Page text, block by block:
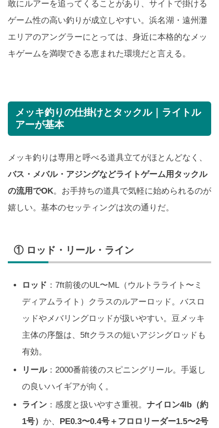
敢にルアーを追ってくることがあり、サイトで掛ける
ゲーム性の高い釣りが成立しやすい。浜名湖・遠州灘
エリアのアングラーにとっては、身近に本格的なメッ
キゲームを満喫できる恵まれた環境だと言える。
メッキ釣りの仕掛けとタックル｜ライトル
アーが基本
メッキ釣りは専用と呼べる道具立てがほとんどなく、
バス・メバル・アジングなどライトゲーム用タックル
の流用でOK。お手持ちの道具で気軽に始められるのが
嬉しい。基本のセッティングは次の通りだ。
① ロッド・リール・ライン
ロッド ：7ft前後のUL〜ML（ウルトラライト〜ミ
ディアムライト）クラスのルアーロッド。バスロ
ッドやメバリングロッドが扱いやすい。豆メッキ
主体の序盤は、5ftクラスの短いアジングロッドも
有効。
リール：2000番前後のスピニングリール。手返し
の良いハイギアが向く。
ライン ：感度と扱いやすさ重視。ナイロン4lb（約
1号） か、
PE0.3〜0.4号＋フロロリーダー1.5〜2号